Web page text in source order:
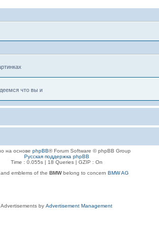
что вы и
на основе phpBB® Forum Software © phpBB Group
Русская поддержка phpBB
Time : 0.055s | 18 Queries | GZIP : On
emblems of the BMWbelong to concern BMW AG
Advertisements by Advertisement Management